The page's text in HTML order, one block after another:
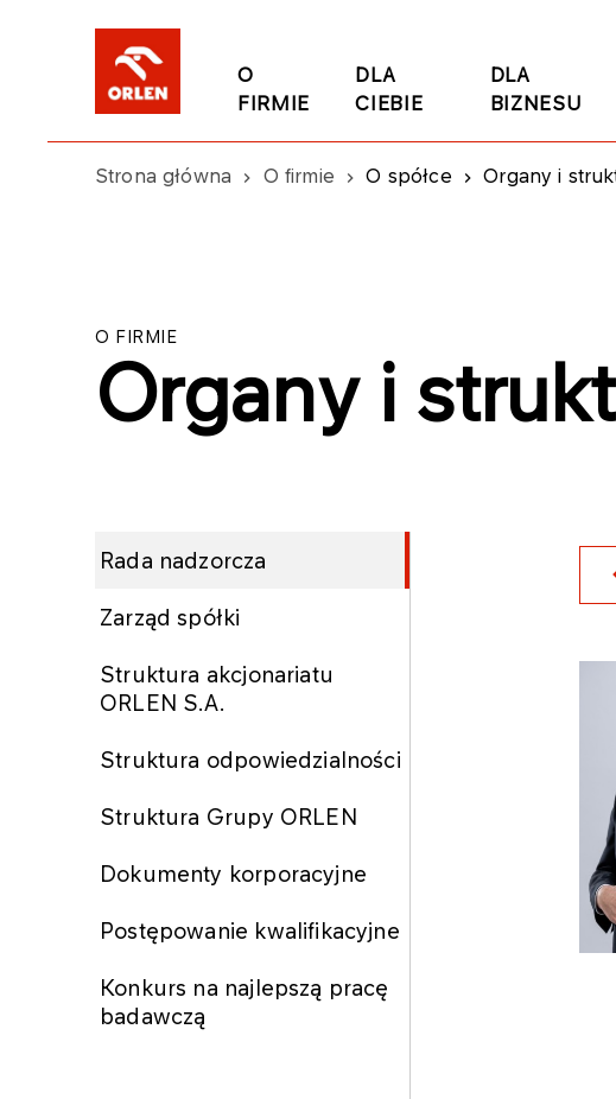
O
FIRMIE
DLA
CIEBIE
DLA
BIZNESU
Strona główna O firmie O spółce Organy i
O FIRMIE
Organy i
Rada nadzorcza
Zarząd spółki
Struktura akcjonariatu
ORLEN S.A.
Struktura odpowiedzialności
Struktura Grupy ORLEN
Dokumenty korporacyjne
Postępowanie kwalifikacyjne
Konkurs na najlepszą pracę
badawczą